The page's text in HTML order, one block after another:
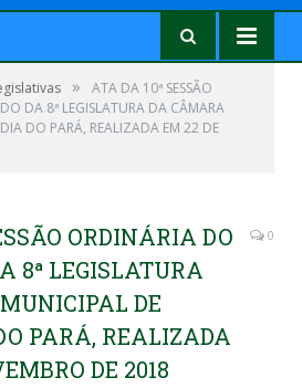
»
ATA DA 10ª SESSÃO
DA 8ª LEGISLATURA DA CÂMARA
DO PARÁ, REALIZADA EM 22 DE
ORDINÁRIA DO
8ª LEGISLATURA
DE
PARÁ, REALIZADA
DE 2018
0